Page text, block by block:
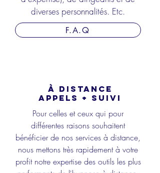
diverses personnalités. Etc.
F.A.Q
À DISTANCE
APPELS + SUIVI
Pour celles et ceux qui pour
différentes raisons souhaitent
bénéficier de nos services à distance,
nous mettons très rapidement à votre
profit notre expertise des outils les plus